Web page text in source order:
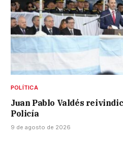
POLÍTICA
Juan Pablo Valdés
Policía
9 de agosto de 2026